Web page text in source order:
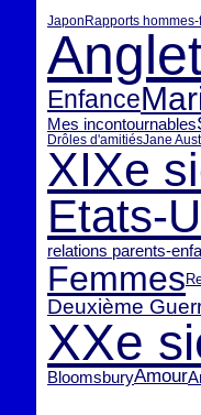
JaponRapports
Enfance
Mes incontournables
Drôles d'amitiésJane
XIXe
Etats-
relations parents-
Femmes
Deuxième
XXe
BloomsburyAmour